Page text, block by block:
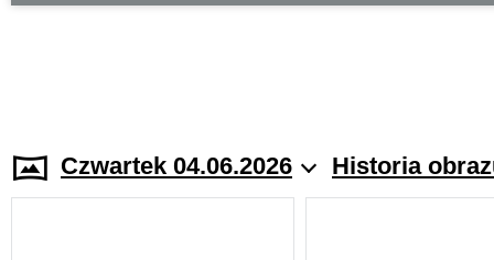
Czwartek 04.06.2026 Historia